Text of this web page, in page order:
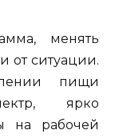
менять
от ситуации.
пищи
ярко
на рабочей